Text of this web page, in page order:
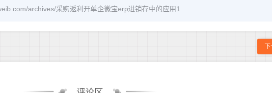
archives/采购返利开单企微宝erp进销存中的应用1
下